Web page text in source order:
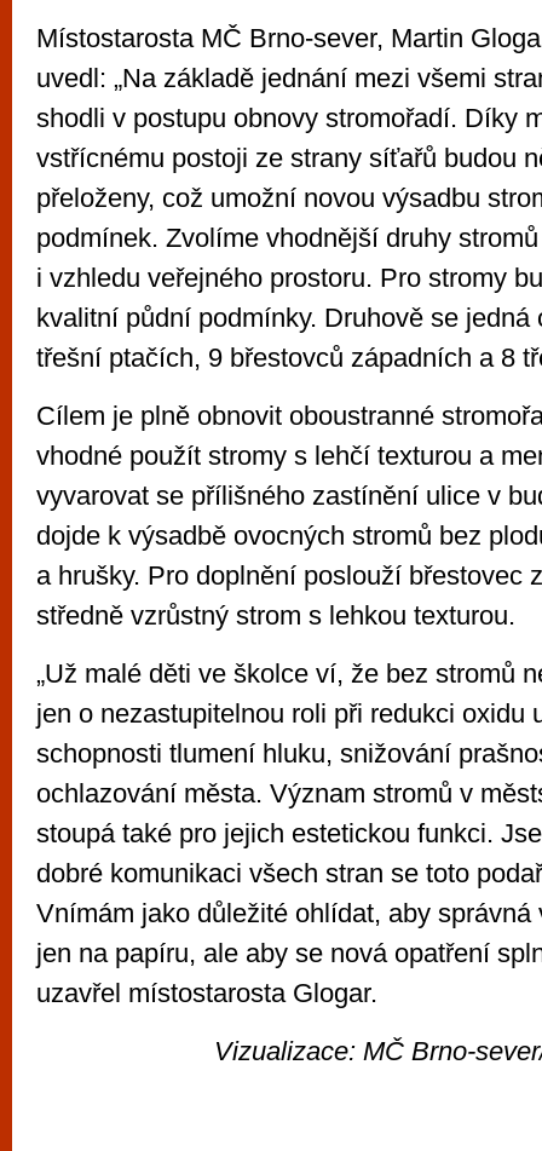
Místostarosta MČ Brno-sever, Martin
uvedl: „Na základě jednání mezi všemi
shodli v postupu obnovy stromořadí. Díky
vstřícnému postoji ze strany síťařů budou
přeloženy, což umožní novou výsadbu
podmínek. Zvolíme vhodnější druhy
i vzhledu veřejného prostoru. Pro stromy
kvalitní půdní podmínky. Druhově se jedná
třešní ptačích, 9 břestovců západních a 8
Cílem je plně obnovit oboustranné
vhodné použít stromy s lehčí texturou a
vyvarovat se přílišného zastínění ulice v
dojde k výsadbě ovocných stromů bez
a hrušky. Pro doplnění poslouží břestovec
středně vzrůstný strom s lehkou texturou.
„Už malé děti ve školce ví, že bez stromů
jen o nezastupitelnou roli při redukci oxidu
schopnosti tlumení hluku, snižování
ochlazování města. Význam stromů v
stoupá také pro jejich estetickou funkci.
dobré komunikaci všech stran se toto
Vnímám jako důležité ohlídat, aby správná
jen na papíru, ale aby se nová opatření
uzavřel místostarosta Glogar.
Vizualizace: MČ Brno-